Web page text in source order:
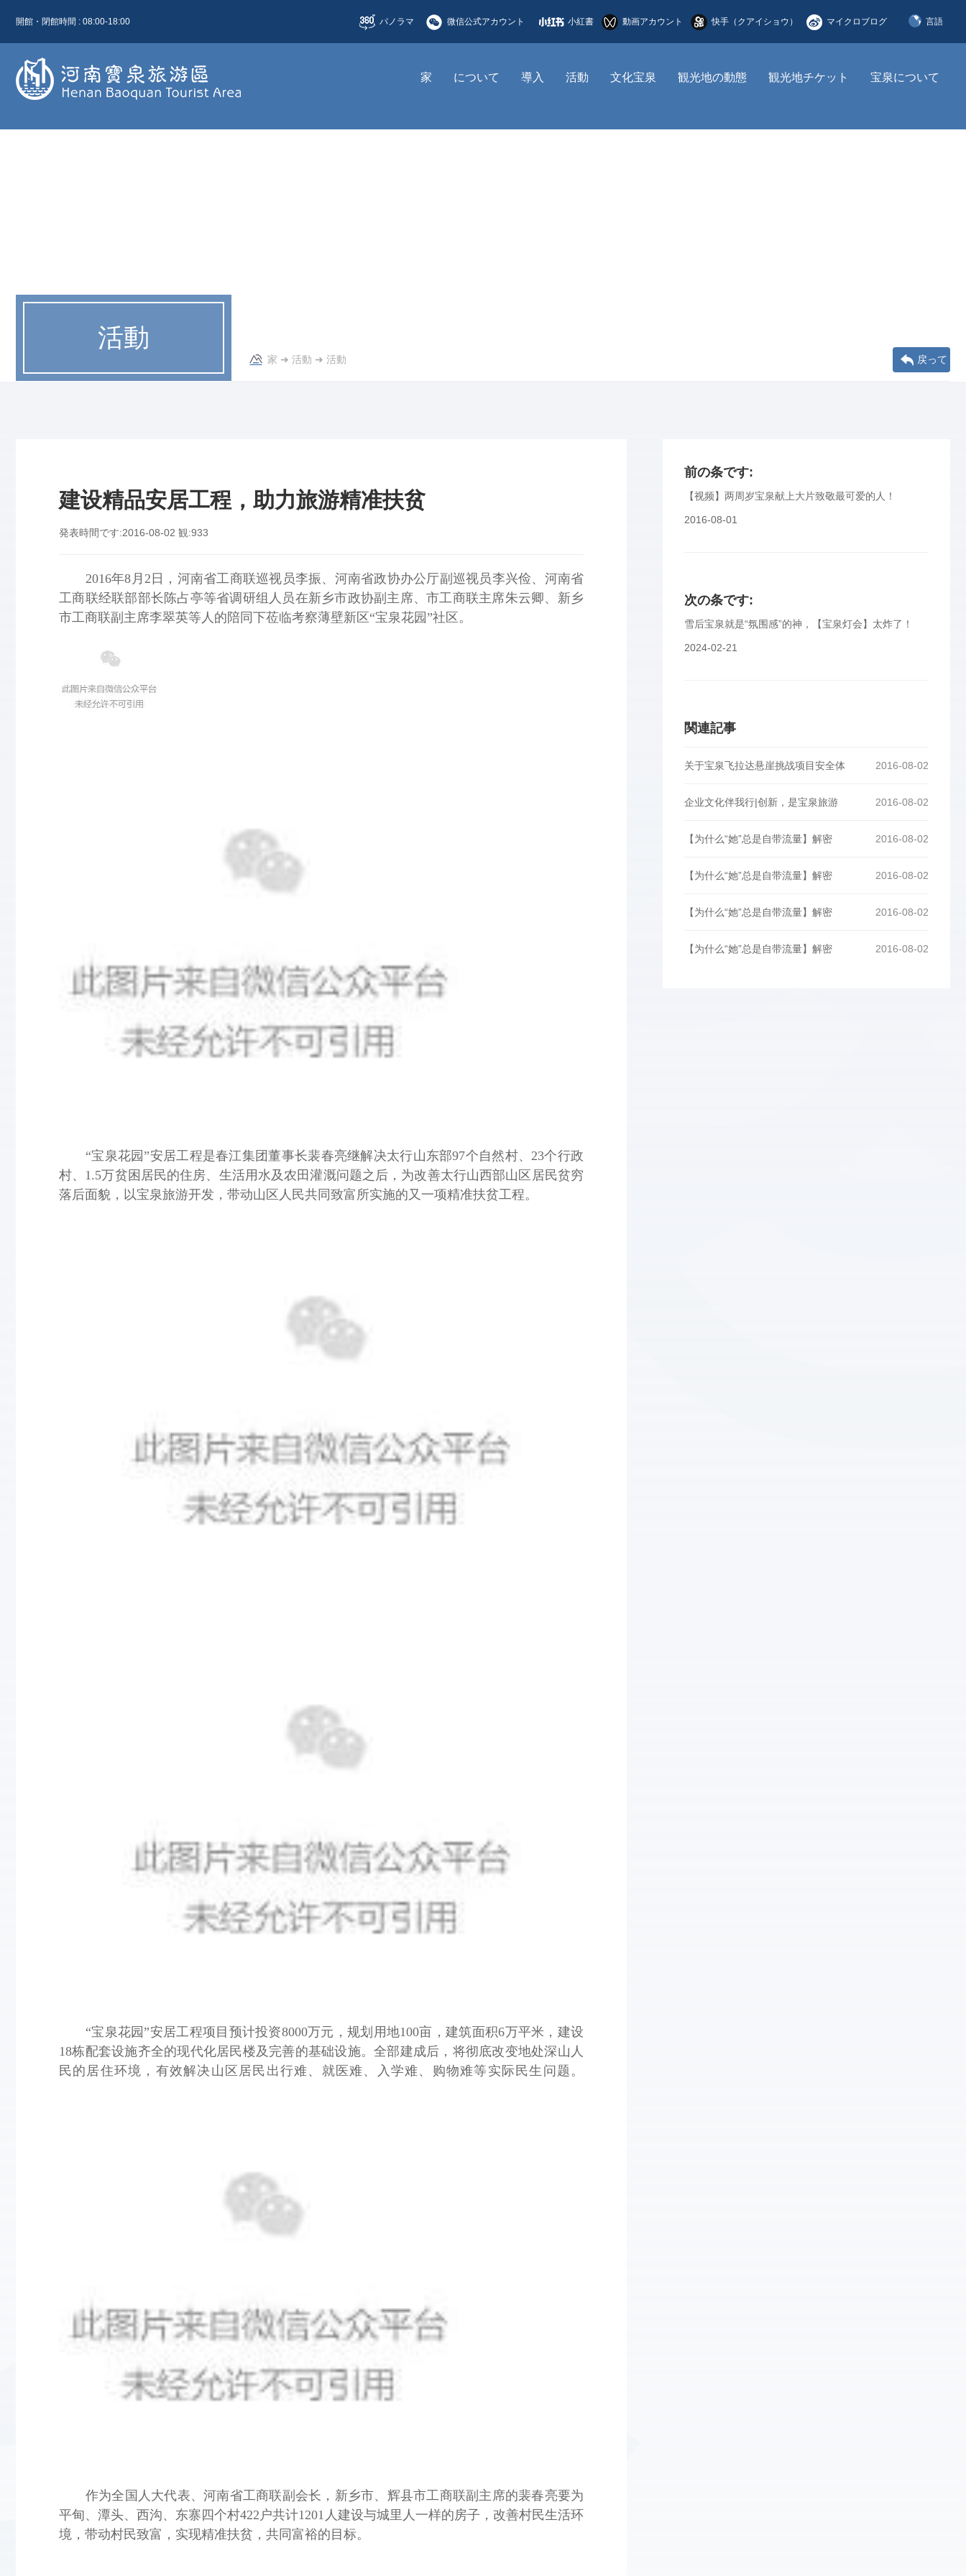
開館・閉館時間 : 08:00-18:00 言語
English
パノラマ 微信公式アカウント 小紅書 動画アカウント 快手（クアイショウ） マイクロブログ
家 について 導入 活動 文化宝泉 観光地の動態 観光地チケット 宝泉について
活動
家 ➜ 活動 ➜ 活動 戻って
建设精品安居工程，助力旅游精准扶贫
発表時間です:2016-08-02 観:933
2016年8月2日，河南省工商联巡视员李振、河南省政协办公厅副巡视员李兴俭、河南省
工商联经联部部长陈占亭等省调研组人员在新乡市政协副主席、市工商联主席朱云卿、新乡
市工商联副主席李翠英等人的陪同下莅临考察薄壁新区“宝泉花园”社区。
“宝泉花园”安居工程是春江集团董事长裴春亮继解决太行山东部97个自然村、23个行政
村、1.5万贫困居民的住房、生活用水及农田灌溉问题之后，为改善太行山西部山区居民贫穷
落后面貌，以宝泉旅游开发，带动山区人民共同致富所实施的又一项精准扶贫工程。
“宝泉花园”安居工程项目预计投资8000万元，规划用地100亩，建筑面积6万平米，建设
18栋配套设施齐全的现代化居民楼及完善的基础设施。全部建成后，将彻底改变地处深山人
民的居住环境，有效解决山区居民出行难、就医难、入学难、购物难等实际民生问题。
作为全国人大代表、河南省工商联副会长，新乡市、辉县市工商联副主席的裴春亮要为
平甸、潭头、西沟、东寨四个村422户共计1201人建设与城里人一样的房子，改善村民生活环
境，带动村民致富，实现精准扶贫，共同富裕的目标。
前の条です:
【视频】两周岁宝泉献上大片致敬最可爱的人！
2016-08-01
次の条です:
雪后宝泉就是“氛围感”的神，【宝泉灯会】太炸了！
2024-02-21
関連記事
2016-08-02
关于宝泉飞拉达悬崖挑战项目安全体
2016-08-02
企业文化伴我行|创新，是宝泉旅游
2016-08-02
【为什么“她”总是自带流量】解密
2016-08-02
【为什么“她”总是自带流量】解密
2016-08-02
【为什么“她”总是自带流量】解密
2016-08-02
【为什么“她”总是自带流量】解密